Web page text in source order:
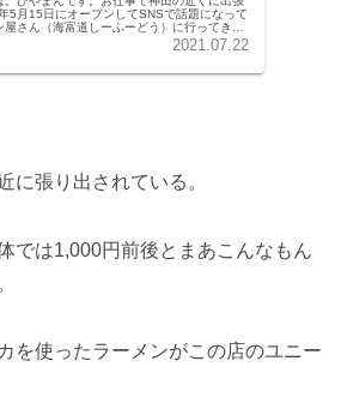
5月15日にオープンしてSNSで話題になって
さん（海富道しーふーどう）に行ってきま
す。魚を焼いて骨まで無駄なく溶け込ませ
2021.07.22
に張り出されている。
では1,000円前後とまあこんなもん
を使ったラーメンがこの店のユニー